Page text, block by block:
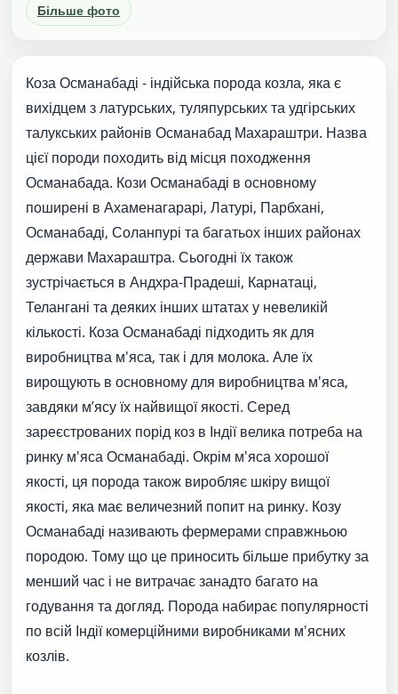
Більше фото
Коза Османабаді - індійська порода козла, яка є
вихідцем з латурських, туляпурських та удгірських
талукських районів Османабад Махараштри. Назва
цієї породи походить від місця походження
Османабада. Кози Османабаді в основному
поширені в Ахаменагарарі, Латурі, Парбхані,
Османабаді, Соланпурі та багатьох інших районах
держави Махараштра. Сьогодні їх також
зустрічається в Андхра-Прадеші, Карнатаці,
Телангані та деяких інших штатах у невеликій
кількості. Коза Османабаді підходить як для
виробництва м'яса, так і для молока. Але їх
вирощують в основному для виробництва м'яса,
завдяки м’ясу їх найвищої якості. Серед
зареєстрованих порід коз в Індії велика потреба на
ринку м'яса Османабаді. Окрім м'яса хорошої
якості, ця порода також виробляє шкіру вищої
якості, яка має величезний попит на ринку. Козу
Османабаді називають фермерами справжньою
породою. Тому що це приносить більше прибутку за
менший час і не витрачає занадто багато на
годування та догляд. Порода набирає популярності
по всій Індії комерційними виробниками м'ясних
козлів.